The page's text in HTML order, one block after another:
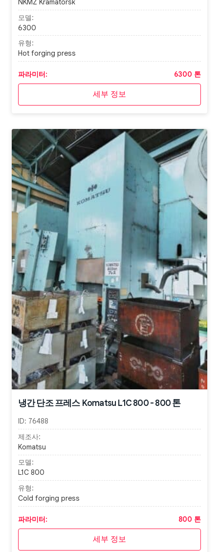
NKMZ Kramatorsk
모델:
6300
유형:
Hot forging press
파라미터: 6300 톤
세부 정보
냉간 단조 프레스 Komatsu L1C 800 - 800 톤
ID: 76488
제조사:
Komatsu
모델:
L1C 800
유형:
Cold forging press
파라미터: 800 톤
세부 정보